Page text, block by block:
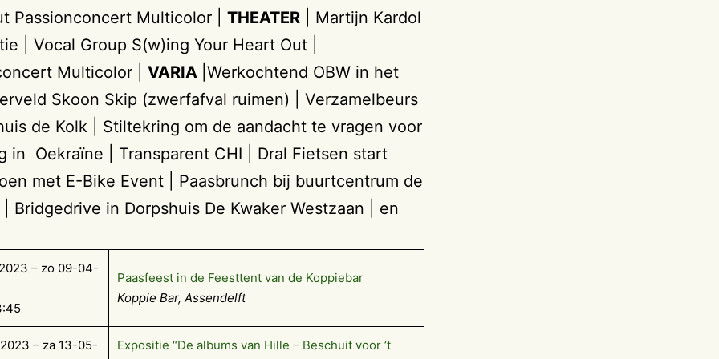
Passionconcert Multicolor | THEATER | Martijn Kardol
| Vocal Group S(w)ing Your Heart Out |
Multicolor | VARIA |Werkochtend OBW in het
Skoon Skip (zwerfafval ruimen) | Verzamelbeurs
de Kolk | Stiltekring om de aandacht te vragen voor
in Oekraïne | Transparent CHI | Dral Fietsen start
met E-Bike Event | Paasbrunch bij buurtcentrum de
Bridgedrive in Dorpshuis De Kwaker Westzaan | en
– zo 09-04-
Paasfeest in de Feesttent van de Koppiebar
Koppie Bar, Assendelft
– za 13-05-
Expositie “De albums van Hille – Beschuit voor ’t